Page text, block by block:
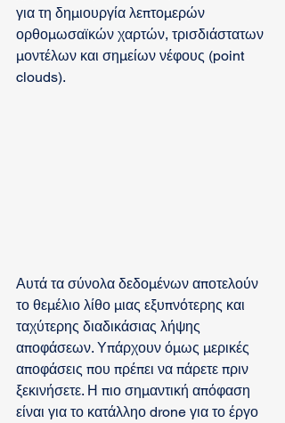
για τη δημιουργία λεπτομερών
ορθομωσαϊκών χαρτών, τρισδιάστατων
μοντέλων και σημείων νέφους (point
clouds).
Αυτά τα σύνολα δεδομένων αποτελούν
το θεμέλιο λίθο μιας εξυπνότερης και
ταχύτερης διαδικάσιας λήψης
αποφάσεων. Υπάρχουν όμως μερικές
αποφάσεις που πρέπει να πάρετε πριν
ξεκινήσετε. Η πιο σημαντική απόφαση
είναι για το κατάλληο drone για το έργο